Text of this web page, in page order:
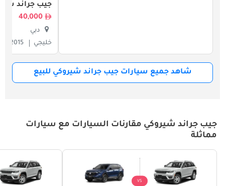
جيب جراند
40,000
دبي
خليجي
2015
شاهد جميع سيارات جيب جراند شيروكي للبيع
جيب جراند شيروكي مقارنات السيارات مع سيارات
مماثلة
VS